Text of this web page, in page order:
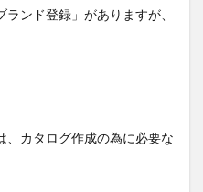
ンド登録」がありますが、
、カタログ作成の為に必要な